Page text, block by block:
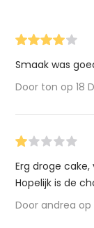
Smaak was
Door ton op 18
Erg droge
Hopelijk is de
Door andrea